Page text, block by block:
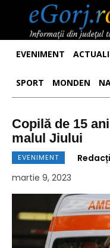
EVENIMENT
SPORT MONDEN
Copilă de 15
malul Jiului
EVENIMENT
martie 9, 2023